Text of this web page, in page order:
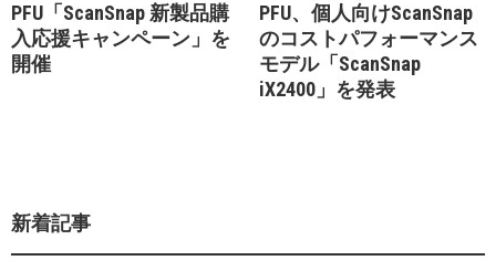
PFU「ScanSnap 新製品購
入応援キャンペーン」を
開催
PFU、個人向けScanSnap
のコストパフォーマンス
モデル「ScanSnap
iX2400」を発表
新着記事